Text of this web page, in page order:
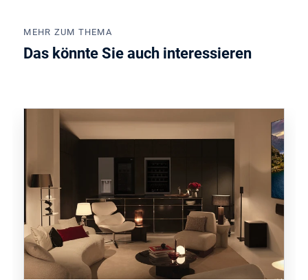
MEHR ZUM THEMA
Das könnte Sie auch interessieren